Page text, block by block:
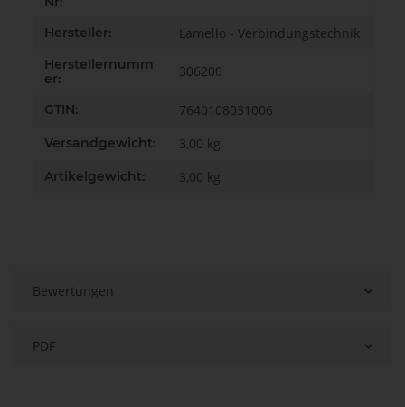
Hersteller: Lamello - Verbindungstechnik
Herstellernumm
er:
306200
GTIN: 7640108031006
Versandgewicht: 3,00 kg
Artikelgewicht: 3,00 kg
Bewertungen
PDF